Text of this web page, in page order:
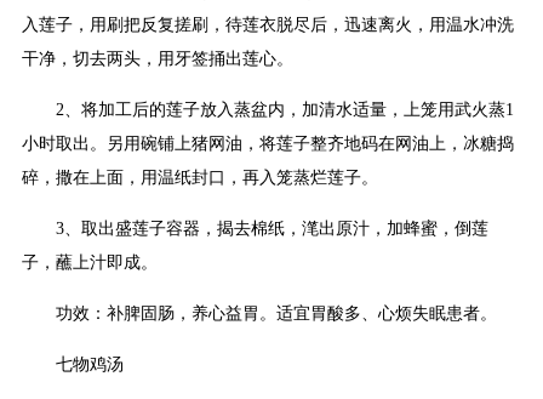
入莲子，用刷把反复搓刷，待莲衣脱尽后，迅速离火，用温水冲洗
干净，切去两头，用牙签捅出莲心。
2、将加工后的莲子放入蒸盆内，加清水适量，上笼用武火蒸1
小时取出。另用碗铺上猪网油，将莲子整齐地码在网油上，冰糖捣
碎，撒在上面，用温纸封口，再入笼蒸烂莲子。
3、取出盛莲子容器，揭去棉纸，滗出原汁，加蜂蜜，倒莲
子，蘸上汁即成。
功效：补脾固肠，养心益胃。适宜胃酸多、心烦失眠患者。
七物鸡汤